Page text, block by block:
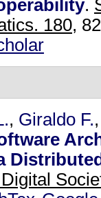
.
180,
, Giraldo F.